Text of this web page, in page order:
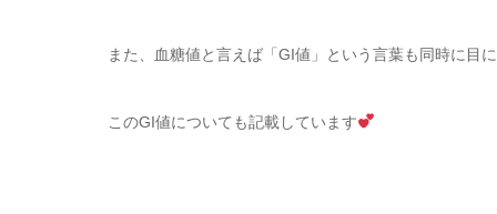
また、血糖値と言えば「GI値」という言葉も同時に目
このGI値についても記載しています